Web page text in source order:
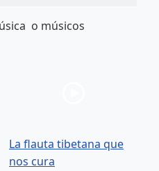
o músicos
La flauta tibetana que
nos cura